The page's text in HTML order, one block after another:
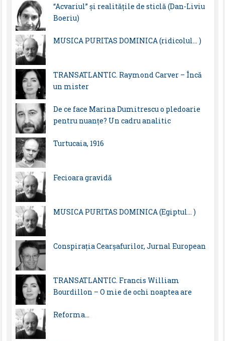
“Acvariul” și realitățile de sticlă (Dan-Liviu
Boeriu)
MUSICA PURITAS DOMINICA (ridicolul… )
TRANSATLANTIC. Raymond Carver – Încă
un mister
De ce face Marina Dumitrescu o pledoarie
pentru nuanțe? Un cadru analitic
Turtucaia, 1916
Fecioara gravidă
MUSICA PURITAS DOMINICA (Egiptul… )
Conspirația Cearșafurilor, Jurnal European
TRANSATLANTIC. Francis William
Bourdillon – O mie de ochi noaptea are
Reforma…